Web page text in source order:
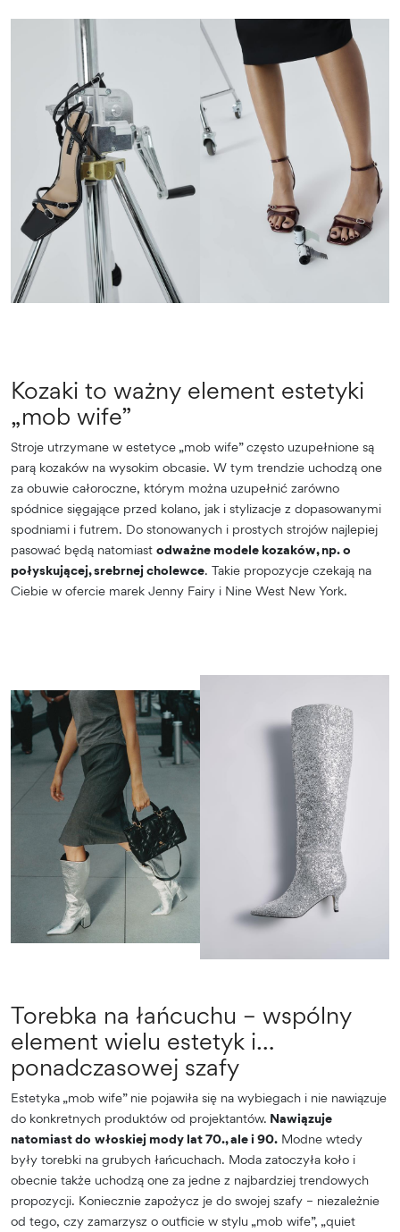
Kozaki to ważny element estetyki
„mob wife”
Stroje utrzymane w estetyce „mob wife” często uzupełnione są
parą kozaków na wysokim obcasie. W tym trendzie uchodzą one
za obuwie całoroczne, którym można uzupełnić zarówno
spódnice sięgające przed kolano, jak i stylizacje z dopasowanymi
spodniami i futrem. Do stonowanych i prostych strojów najlepiej
pasować będą natomiast odważne modele kozaków, np. o
połyskującej, srebrnej cholewce. Takie propozycje czekają na
Ciebie w ofercie marek Jenny Fairy i Nine West New York.
Torebka na łańcuchu – wspólny
element wielu estetyk i…
ponadczasowej szafy
Estetyka „mob wife” nie pojawiła się na wybiegach i nie nawiązuje
do konkretnych produktów od projektantów. Nawiązuje
natomiast do włoskiej mody lat 70., ale i 90. Modne wtedy
były torebki na grubych łańcuchach. Moda zatoczyła koło i
obecnie także uchodzą one za jedne z najbardziej trendowych
propozycji. Koniecznie zapożycz je do swojej szafy – niezależnie
od tego, czy zamarzysz o outficie w stylu „mob wife”, „quiet